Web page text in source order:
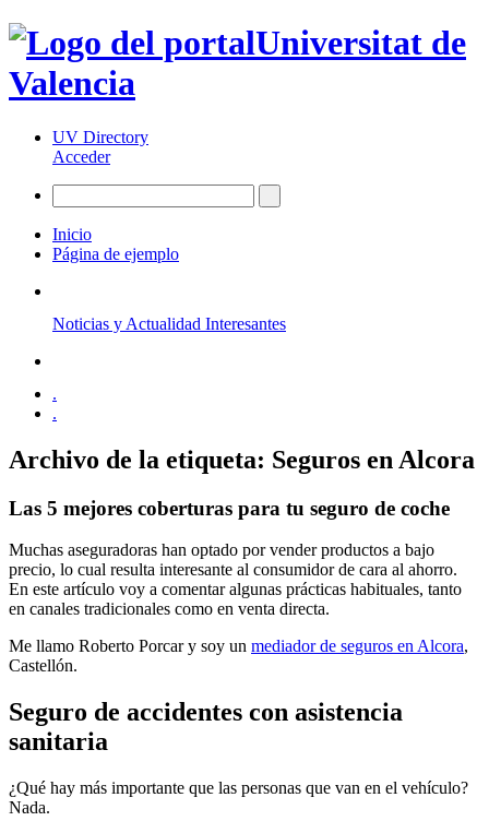
Universitat de
Valencia
UV Directory
Acceder
Inicio
Página de ejemplo
Noticias y Actualidad Interesantes
.
.
Archivo de la etiqueta: Seguros en Alcora
Las 5 mejores coberturas para tu seguro de coche
Muchas aseguradoras han optado por vender productos a bajo
precio, lo cual resulta interesante al consumidor de cara al ahorro.
En este artículo voy a comentar algunas prácticas habituales, tanto
en canales tradicionales como en venta directa.
Me llamo Roberto Porcar y soy un mediador de seguros en Alcora,
Castellón.
Seguro de accidentes con asistencia
sanitaria
¿Qué hay más importante que las personas que van en el vehículo?
Nada.